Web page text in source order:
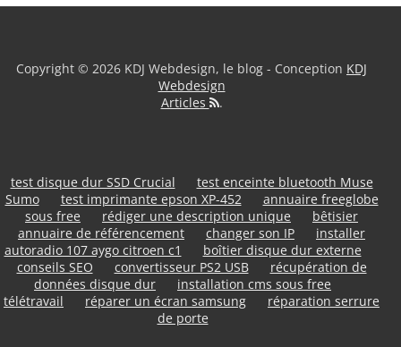
Copyright © 2026 KDJ Webdesign, le blog - Conception KDJ
Webdesign
Articles
.
test disque dur SSD Crucial
test enceinte bluetooth Muse
Sumo
test imprimante epson XP-452
annuaire freeglobe
sous free
rédiger une description unique
bêtisier
annuaire de référencement
changer son IP
installer
autoradio 107 aygo citroen c1
boîtier disque dur externe
conseils SEO
convertisseur PS2 USB
récupération de
données disque dur
installation cms sous free
télétravail
réparer un écran samsung
réparation serrure
de porte